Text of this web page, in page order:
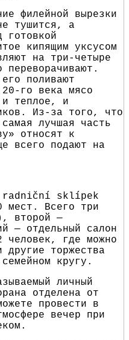
филейной вырезки
тушится, а
готовкой
кипящим уксусом
на три-четыре
поливают
го века мясо
и теплое, и
Из-за того, что
лучшая часть
относят к
всего подают на
radniční sklípek
мест. Всего три
второй —
— отдельный салон
человек, где можно
другие торжества
кругу.
личный
отделена от
провести в
вечер при